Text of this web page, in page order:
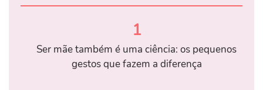
1
Ser mãe também é uma ciência: os pequenos
gestos que fazem a diferença